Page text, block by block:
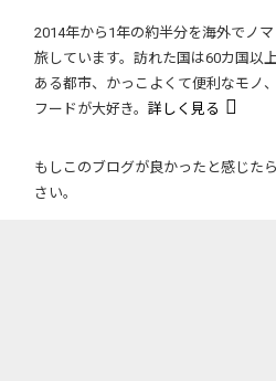
2014年から1年の約半分を海外でノ
旅しています。訪れた国は60カ国以
ある都市、かっこよくて便利なモノ
フードが大好き。詳しく見る
もしこのブログが良かったと感じたら
さい。